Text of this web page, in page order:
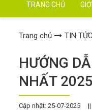
TRANG CHỦ
Trang chủ TIN TỨC
HƯỚNG
NHẤT 2025
Cập nhật: 25-07-2025 ||